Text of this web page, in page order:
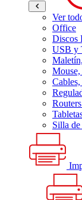
Ver
Office
Discos
USB y
Silla